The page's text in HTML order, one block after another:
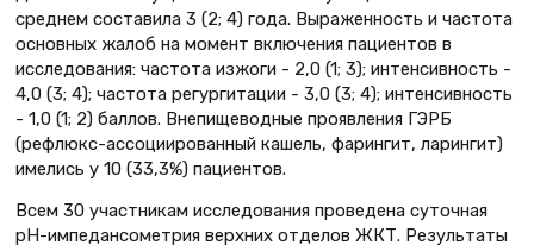
среднем составила 3 (2; 4) года. Выраженность и частота
основных жалоб на момент включения пациентов в
исследования: частота изжоги - 2,0 (1; 3); интенсивность -
4,0 (3; 4); частота регургитации - 3,0 (3; 4); интенсивность
- 1,0 (1; 2) баллов. Внепищеводные проявления ГЭРБ
(рефлюкс-ассоциированный кашель, фарингит, ларингит)
имелись у 10 (33,3%) пациентов.
Всем 30 участникам исследования проведена суточная
рН-импедансометрия верхних отделов ЖКТ. Результаты